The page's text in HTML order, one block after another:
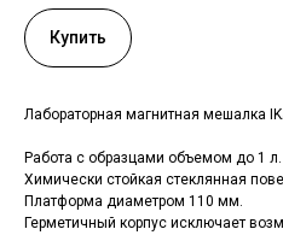
Купить
Лабораторная магнитная мешалка
Работа с образцами объемом до 1 л.
Химически стойкая стеклянная
Платформа диаметром 110 мм.
Герметичный корпус исключает